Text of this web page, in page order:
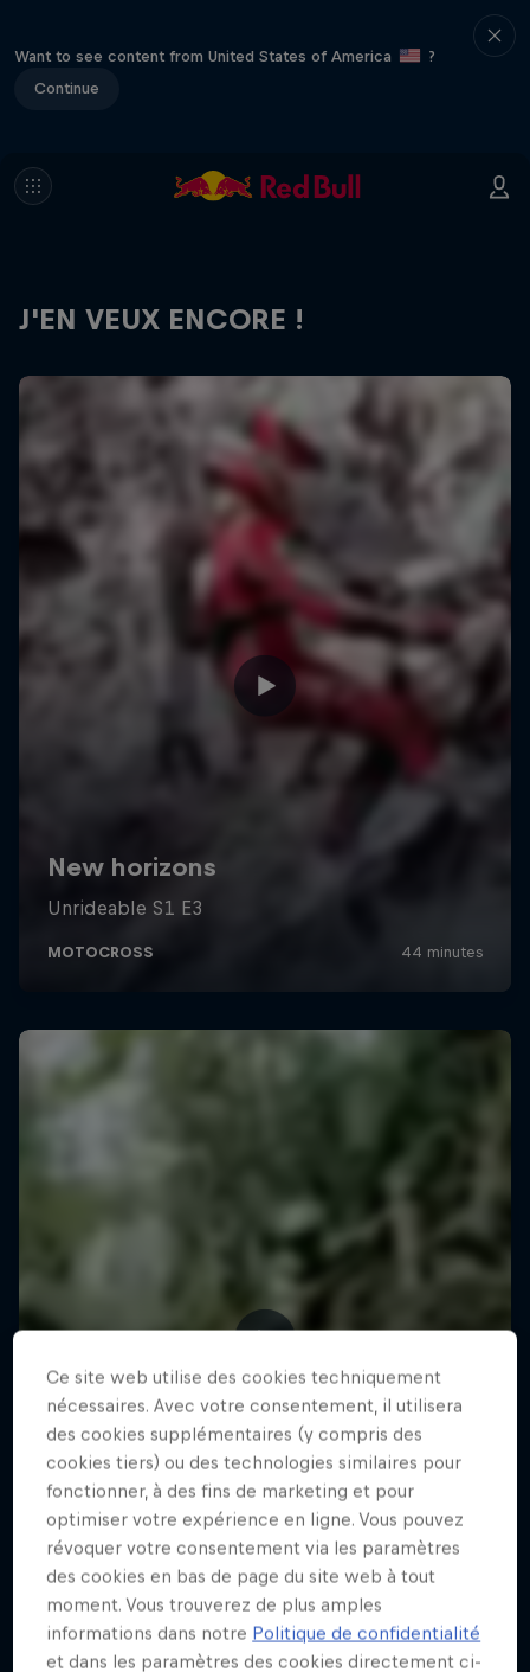
Want to see content from United States of America
?
Continue
J'EN VEUX ENCORE !
Ce site web utilise des cookies techniquement
nécessaires. Avec votre consentement, il utilisera
des cookies supplémentaires (y compris des
cookies tiers) ou des technologies similaires pour
fonctionner, à des fins de marketing et pour
optimiser votre expérience en ligne. Vous pouvez
révoquer votre consentement via les paramètres
des cookies en bas de page du site web à tout
moment. Vous trouverez de plus amples
informations dans notre Politique de confidentialité
et dans les paramètres des cookies directement ci-